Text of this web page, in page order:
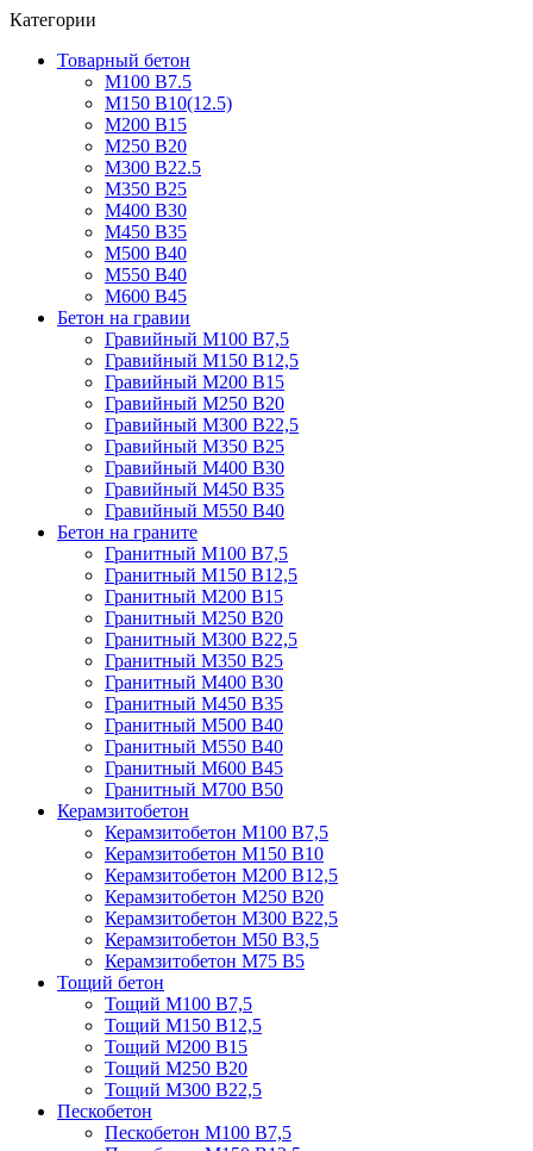
Категории
Товарный бетон
М100 В7.5
М150 В10(12.5)
М200 В15
М250 В20
М300 В22.5
М350 В25
М400 В30
М450 В35
М500 В40
М550 В40
М600 В45
Бетон на гравии
Гравийный М100 В7,5
Гравийный М150 В12,5
Гравийный М200 В15
Гравийный М250 В20
Гравийный М300 В22,5
Гравийный М350 В25
Гравийный М400 В30
Гравийный М450 В35
Гравийный М550 В40
Бетон на граните
Гранитный М100 В7,5
Гранитный М150 В12,5
Гранитный М200 В15
Гранитный М250 В20
Гранитный М300 В22,5
Гранитный М350 В25
Гранитный М400 В30
Гранитный М450 В35
Гранитный М500 В40
Гранитный М550 В40
Гранитный М600 В45
Гранитный М700 В50
Керамзитобетон
Керамзитобетон М100 В7,5
Керамзитобетон М150 В10
Керамзитобетон М200 В12,5
Керамзитобетон М250 В20
Керамзитобетон М300 В22,5
Керамзитобетон М50 В3,5
Керамзитобетон М75 В5
Тощий бетон
Тощий М100 В7,5
Тощий М150 В12,5
Тощий М200 В15
Тощий М250 В20
Тощий М300 В22,5
Пескобетон
Пескобетон М100 В7,5